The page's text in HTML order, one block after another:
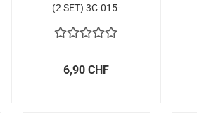
(2 SET) 3C-015-
6,90 CHF